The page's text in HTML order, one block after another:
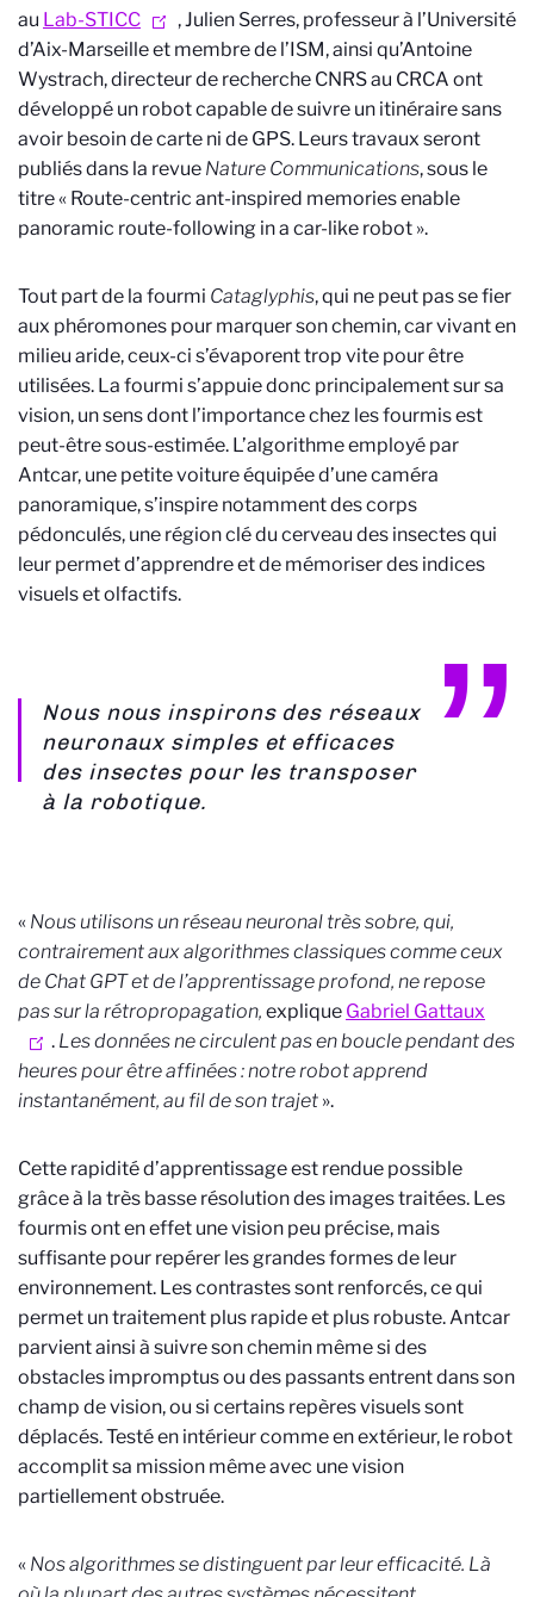
au Lab-STICC
, Julien Serres, professeur à l’Université
d’Aix-Marseille et membre de l’ISM, ainsi qu’Antoine
Wystrach, directeur de recherche CNRS au CRCA ont
développé un robot capable de suivre un itinéraire sans
avoir besoin de carte ni de GPS. Leurs travaux seront
publiés dans la revue Nature Communications, sous le
titre « Route-centric ant-inspired memories enable
panoramic route-following in a car-like robot ».
Tout part de la fourmi Cataglyphis, qui ne peut pas se fier
aux phéromones pour marquer son chemin, car vivant en
milieu aride, ceux-ci s’évaporent trop vite pour être
utilisées. La fourmi s’appuie donc principalement sur sa
vision, un sens dont l’importance chez les fourmis est
peut-être sous-estimée. L’algorithme employé par
Antcar, une petite voiture équipée d’une caméra
panoramique, s’inspire notamment des corps
pédonculés, une région clé du cerveau des insectes qui
leur permet d’apprendre et de mémoriser des indices
visuels et olfactifs.
Nous nous inspirons des réseaux
neuronaux simples et efficaces
des insectes pour les transposer
à la robotique.
« Nous utilisons un réseau neuronal très sobre, qui,
contrairement aux algorithmes classiques comme ceux
de Chat GPT et de l’apprentissage profond, ne repose
pas sur la rétropropagation, explique Gabriel Gattaux
. Les données ne circulent pas en boucle pendant des
heures pour être affinées : notre robot apprend
instantanément, au fil de son trajet ».
Cette rapidité d’apprentissage est rendue possible
grâce à la très basse résolution des images traitées. Les
fourmis ont en effet une vision peu précise, mais
suffisante pour repérer les grandes formes de leur
environnement. Les contrastes sont renforcés, ce qui
permet un traitement plus rapide et plus robuste. Antcar
parvient ainsi à suivre son chemin même si des
obstacles impromptus ou des passants entrent dans son
champ de vision, ou si certains repères visuels sont
déplacés. Testé en intérieur comme en extérieur, le robot
accomplit sa mission même avec une vision
partiellement obstruée.
« Nos algorithmes se distinguent par leur efficacité. Là